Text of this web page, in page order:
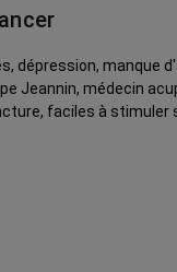
dépression, manque
Jeannin, médecin
faciles à stimuler